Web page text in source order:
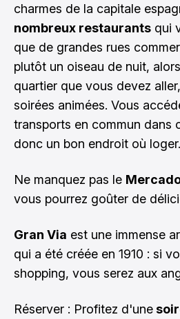
charmes de la capitale
nombreux restaurants qui
que de grandes rues
plutôt un oiseau de nuit,
quartier que vous devez
soirées animées. Vous
transports en commun dans
donc un bon endroit où loger.
Ne manquez pas le
vous pourrez goûter de
Gran Via est une immense
qui a été créée en 1910 : si
shopping, vous serez aux
Réserver : Profitez d'une